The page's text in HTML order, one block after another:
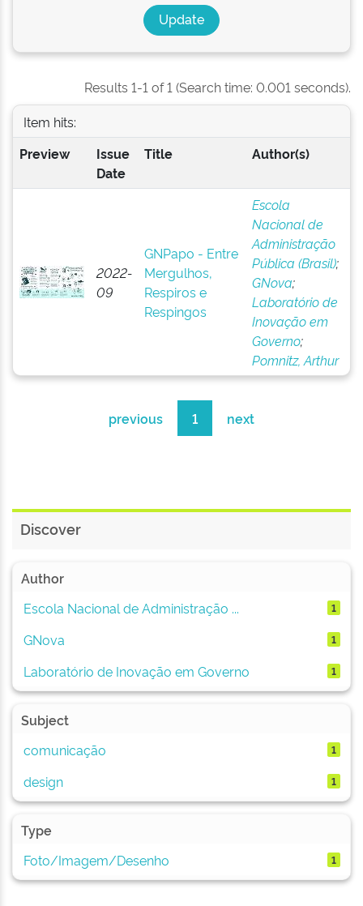
Results 1-1 of 1 (Search time: 0.001 seconds).
Item hits:
Preview
Issue
Date
Title Author(s)
2022-
09
GNPapo - Entre
Mergulhos,
Respiros e
Respingos
Escola
Nacional de
Administração
Pública (Brasil);
GNova;
Laboratório de
Inovação em
Governo;
Pomnitz, Arthur
previous 1 next
Discover
Author
Escola Nacional de Administração ...
1
GNova 1
Laboratório de Inovação em Governo 1
Subject
comunicação
1
design 1
Type
Foto/Imagem/Desenho
1